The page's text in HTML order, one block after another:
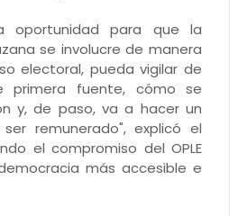
oportunidad para que la
se involucre de manera
electoral, pueda vigilar de
primera fuente, cómo se
y, de paso, va a hacer un
remunerado", explicó el
el compromiso del OPLE
más accesible e